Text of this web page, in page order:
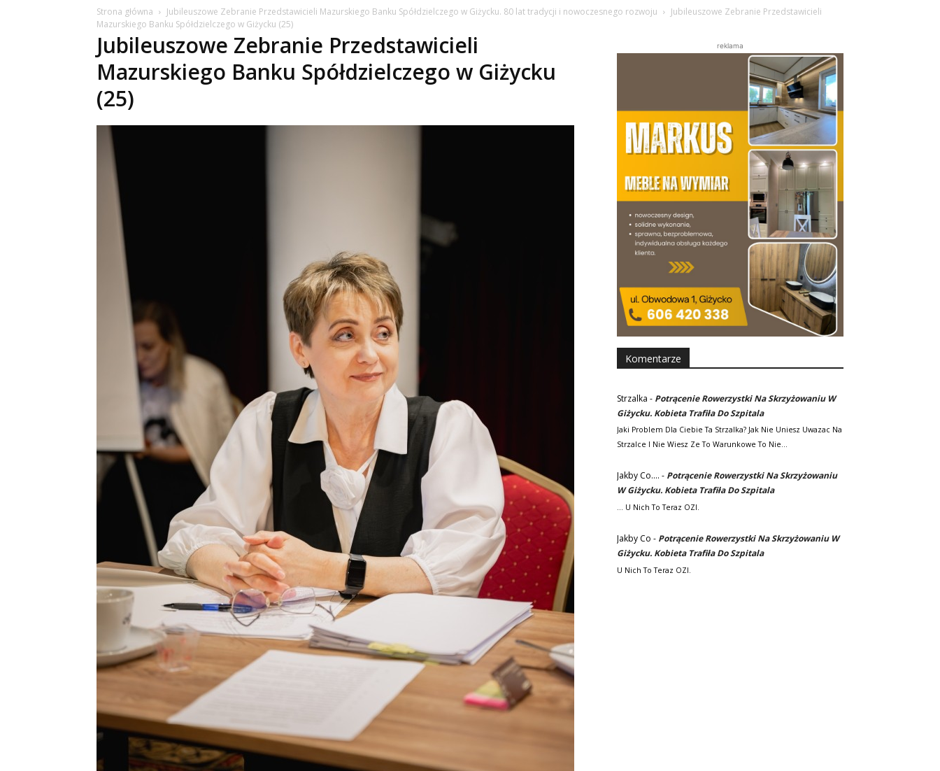
Strona główna Jubileuszowe Zebranie Przedstawicieli Mazurskiego Banku Spółdzielczego w Giżycku. 80 lat tradycji i nowoczesnego rozwoju
Jubileuszowe Zebranie Przedstawicieli
Mazurskiego Banku Spółdzielczego w Giżycku (25)
Jubileuszowe Zebranie Przedstawicieli
Mazurskiego Banku Spółdzielczego w Giżycku
(25)
reklama
Komentarze
Strzalka - Potrącenie Rowerzystki Na Skrzyżowaniu W
Giżycku. Kobieta Trafiła Do Szpitala
Jaki Problem Dla Ciebie Ta Strzalka? Jak Nie Uniesz Uwazac Na
Strzalce I Nie Wiesz Ze To Warunkowe To Nie…
Jakby Co.... - Potrącenie Rowerzystki Na Skrzyżowaniu
W Giżycku. Kobieta Trafiła Do Szpitala
... U Nich To Teraz OZI.
Jakby Co - Potrącenie Rowerzystki Na Skrzyżowaniu W
Giżycku. Kobieta Trafiła Do Szpitala
U Nich To Teraz OZI.